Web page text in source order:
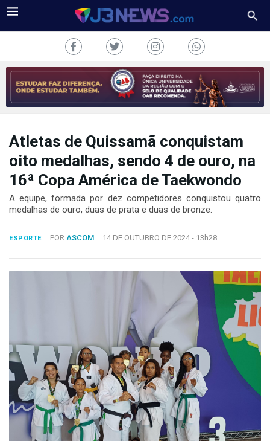
J3NEWS
COLUNAS
2024
Sistemas
Atletas de Quissamã conquistam
oito medalhas, sendo 4 de ouro, na
16ª Copa América de Taekwondo
A equipe, formada por dez competidores conquistou quatro
medalhas de ouro, duas de prata e duas de bronze.
ESPORTE POR ASCOM 14 DE OUTUBRO DE 2024 - 13h28